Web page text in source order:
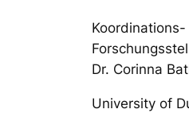
Koordinations-
Dr. Corinna
University of